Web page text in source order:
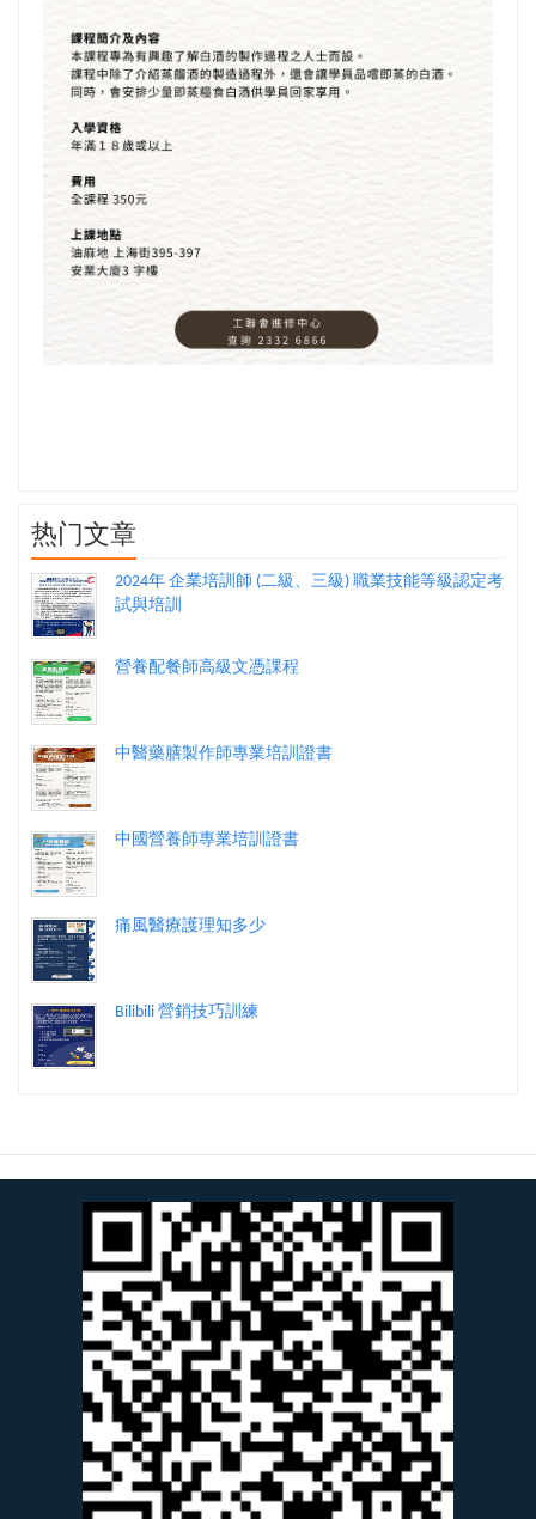
热门文章
2024年 企業培訓師 (二級、三級) 職業技能等級認定考
試與培訓
營養配餐師高級文憑課程
中醫藥膳製作師專業培訓證書
中國營養師專業培訓證書
痛風醫療護理知多少
Bilibili 營銷技巧訓練